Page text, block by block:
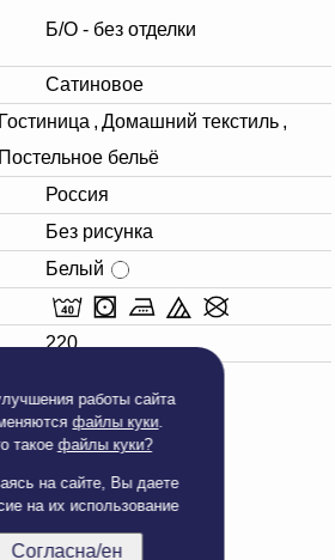
работы сайта
файлы куки.
такое файлы куки?
на сайте, Вы даете
на их использование
Согласна/ен
Б/О - без отделки
Сатиновое
Гостиница , Домашний текстиль ,
Постельное бельё
Россия
Без рисунка
Белый
220